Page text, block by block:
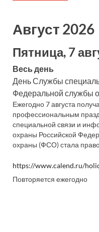
Август 2026
Пятница, 7
Весь день
День Службы
Федеральной службы
Ежегодно 7 августа
профессиональным
специальной связи и
охраны Российской
охраны (ФСО) стала
https://www.calend.ru/
Повторяется ежегодно